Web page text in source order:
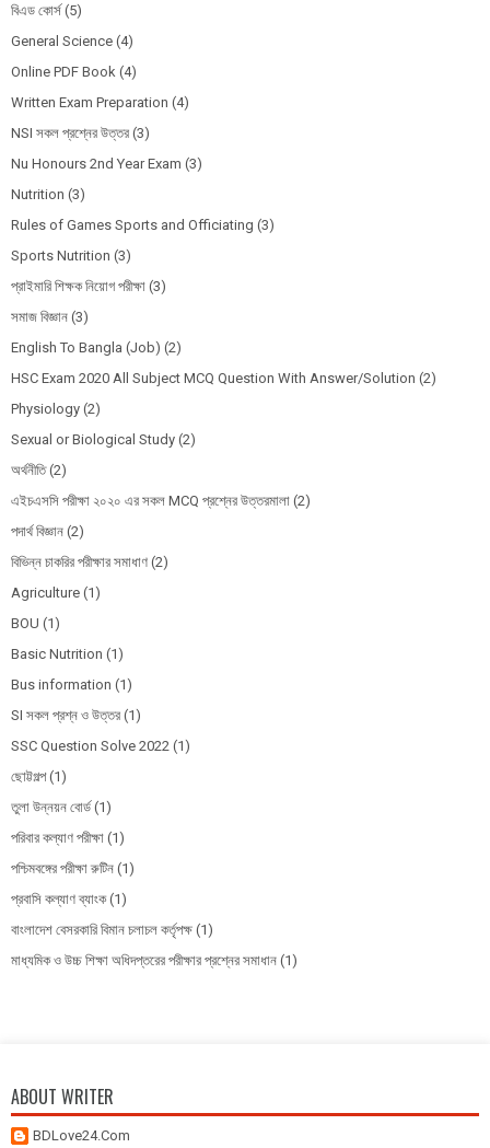
বিএড কোর্স (5)
General Science (4)
Online PDF Book (4)
Written Exam Preparation (4)
NSI সকল প্রশ্নের উত্তর (3)
Nu Honours 2nd Year Exam (3)
Nutrition (3)
Rules of Games Sports and Officiating (3)
Sports Nutrition (3)
প্রাইমারি শিক্ষক নিয়োগ পরীক্ষা (3)
সমাজ বিজ্ঞান (3)
English To Bangla (Job) (2)
HSC Exam 2020 All Subject MCQ Question With Answer/Solution (2)
Physiology (2)
Sexual or Biological Study (2)
অর্থনীতি (2)
এইচএসসি পরীক্ষা ২০২০ এর সকল MCQ প্রশ্নের উত্তরমালা (2)
পদার্থ বিজ্ঞান (2)
বিভিন্ন চাকরির পরীক্ষার সমাধাণ (2)
Agriculture (1)
BOU (1)
Basic Nutrition (1)
Bus information (1)
SI সকল প্রশ্ন ও উত্তর (1)
SSC Question Solve 2022 (1)
ছোট্টগল্প (1)
তুলা উন্নয়ন বোর্ড (1)
পরিবার কল্যাণ পরীক্ষা (1)
পশ্চিমবঙ্গের পরীক্ষা রুটিন (1)
প্রবাসি কল্যাণ ব্যাংক (1)
বাংলাদেশ বেসরকারি বিমান চলাচল কর্তৃপক্ষ (1)
মাধ্যমিক ও উচ্চ শিক্ষা অধিদপ্তরের পরীক্ষার প্রশ্নের সমাধান (1)
ABOUT WRITER
BDLove24.Com